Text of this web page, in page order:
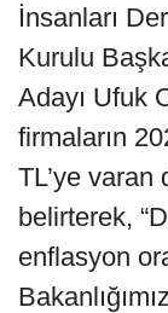
İnsanları
Kurulu
Adayı Ufuk
firmaların
TL’ye
belirterek,
enflasyon